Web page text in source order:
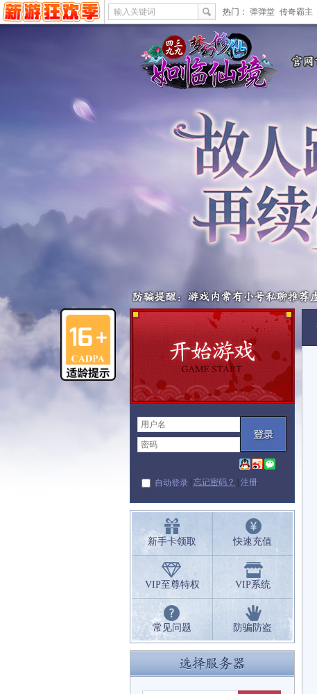
输入关键词 热门： 弹弹堂 传奇霸主
自动登录 | 忘记密码？ | 注册
新手卡领取 快速充值
VIP至尊特权 VIP系统
常见问题 防骗防盗